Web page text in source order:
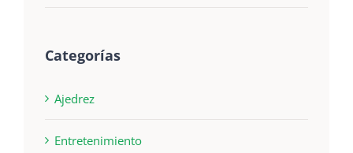
Categorías
Ajedrez
Entretenimiento